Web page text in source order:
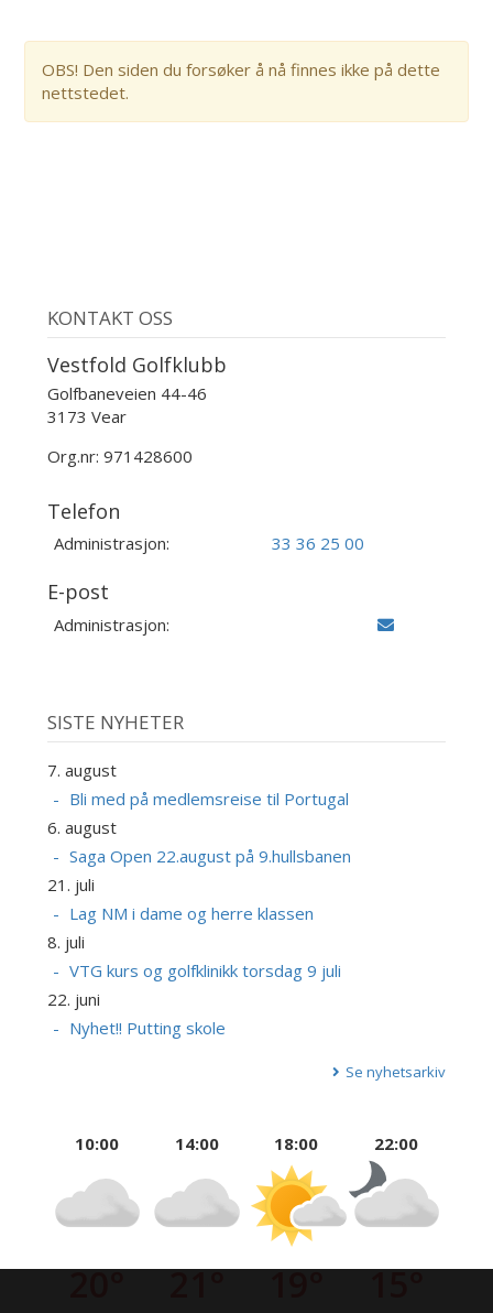
OBS! Den siden du forsøker å nå finnes ikke på dette
nettstedet.
KONTAKT OSS
Vestfold Golfklubb
Golfbaneveien 44-46
3173 Vear
Org.nr: 971428600
Telefon
Administrasjon: 33 36 25 00
E-post
Administrasjon:
SISTE NYHETER
7. august
Bli med på medlemsreise til Portugal
6. august
Saga Open 22.august på 9.hullsbanen
21. juli
Lag NM i dame og herre klassen
8. juli
VTG kurs og golfklinikk torsdag 9 juli
22. juni
Nyhet!! Putting skole
Se nyhetsarkiv
10:00
20°
14:00
21°
18:00
19°
22:00
15°